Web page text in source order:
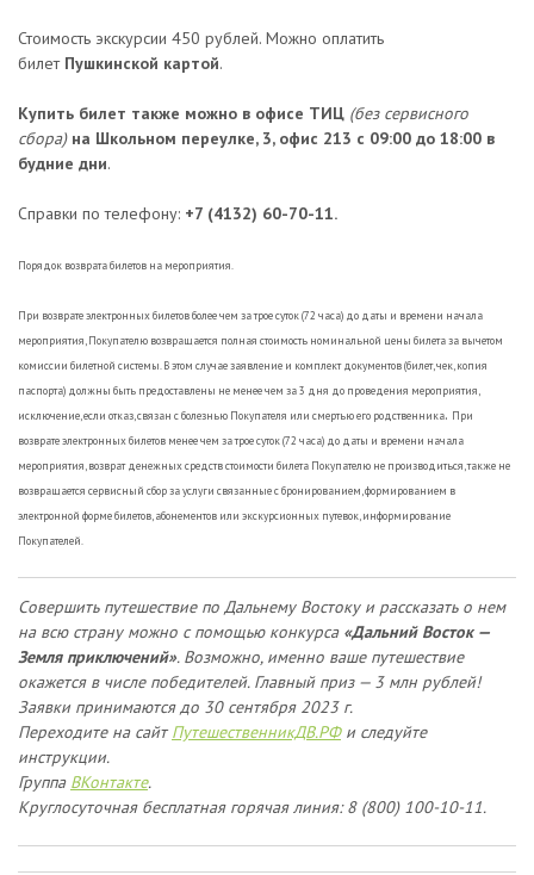
Стоимость экскурсии 450 рублей. Можно оплатить
билет Пушкинской картой.
Купить билет также можно в офисе ТИЦ (без сервисного
сбора) на Школьном переулке, 3, офис 213 с 09:00 до 18:00 в
будние дни.
Справки по телефону: +7 (4132) 60-70-11.
Порядок возврата билетов на мероприятия.
При возврате электронных билетов более чем за трое суток (72 часа) до даты и времени начала
мероприятия, Покупателю возвращается полная стоимость номинальной цены билета за вычетом
комиссии билетной системы.В этом случае заявление и комплект документов (билет, чек, копия
паспорта) должны быть предоставлены не менее чем за 3 дня до проведения мероприятия,
исключение, если отказ, связан с болезнью Покупателя или смертью его родственника. При
возврате электронных билетов менее чем за трое суток (72 часа) до даты и времени начала
мероприятия, возврат денежных средств стоимости билета Покупателю не производиться, также не
возвращается сервисный сбор за услуги связанные с бронированием, формированием в
электронной форме билетов, абонементов или экскурсионных путевок, информирование
Покупателей.
Совершить путешествие по Дальнему Востоку и рассказать о нем
на всю страну можно с помощью конкурса «Дальний Восток —
Земля приключений». Возможно, именно ваше путешествие
окажется в числе победителей. Главный приз — 3 млн рублей!
Заявки принимаются до 30 сентября 2023 г.
Переходите на сайтПутешественникДВ.РФи следуйте
инструкции.
Группа ВКонтакте.
Круглосуточная бесплатная горячая линия: 8 (800) 100-10-11.